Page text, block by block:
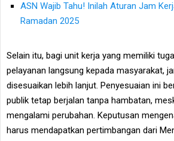
ASN Wajib Tahu! Inilah Aturan Jam
Ramadan 2025
Selain itu, bagi unit kerja yang memiliki
pelayanan langsung kepada masyarakat,
disesuaikan lebih lanjut. Penyesuaian ini
publik tetap berjalan tanpa hambatan,
mengalami perubahan. Keputusan
harus mendapatkan pertimbangan dari